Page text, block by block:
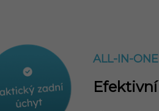
ALL-IN-